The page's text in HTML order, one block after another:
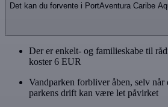
Det kan du forvente i PortAventura Caribe
Der er enkelt- og familieskabe til
koster 6 EUR
Vandparken forbliver åben, selv når
parkens drift kan være let påvirket